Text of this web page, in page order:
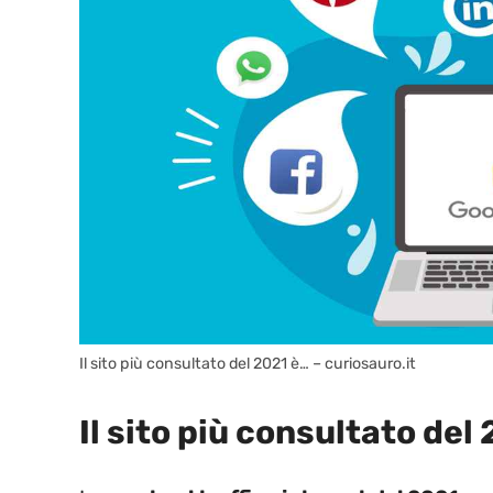
Il sito più consultato del 2021 è… – curiosauro.it
Il sito più consultato del